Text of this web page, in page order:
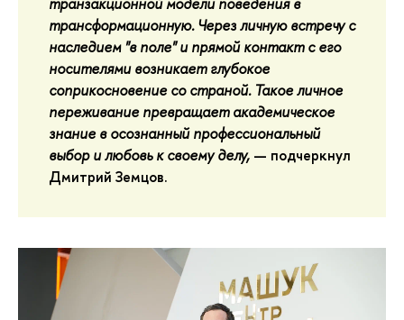
трансформационную. Через личную встречу с
наследием "в поле" и прямой контакт с его
носителями возникает глубокое
соприкосновение со страной. Такое личное
переживание превращает академическое
знание в осознанный профессиональный
выбор и любовь к своему делу, — подчеркнул
Дмитрий Земцов.